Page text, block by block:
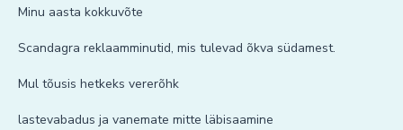
Minu aasta kokkuvõte
Scandagra reklaamminutid, mis tulevad õkva südamest.
Mul tõusis hetkeks vererõhk
lastevabadus ja vanemate mitte läbisaamine